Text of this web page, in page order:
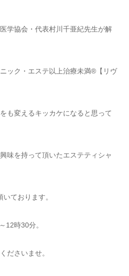
学協会・代表村川千亜紀先生が解
ック・エステ以上治療未満®【リヴ
も変えるキッカケになると思って
味を持って頂いたエステティシャ
ております。
12時30分。
ださいませ。